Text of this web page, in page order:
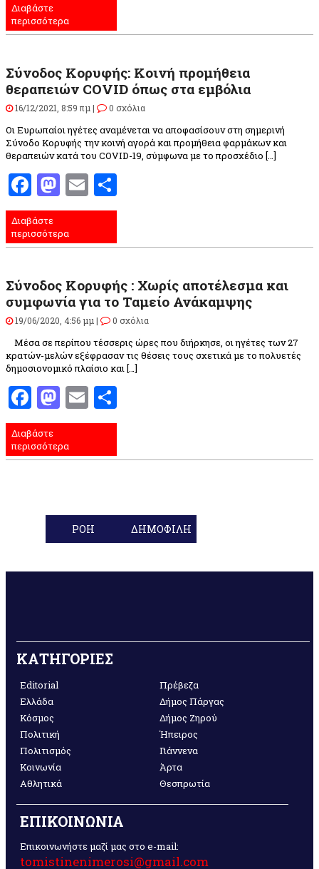
Διαβάστε
περισσότερα
Σύνοδος Κορυφής: Κοινή προμήθεια
θεραπειών COVID όπως στα εμβόλια
16/12/2021, 8:59 πμ | 0 σχόλια
Οι Ευρωπαίοι ηγέτες αναμένεται να αποφασίσουν στη σημερινή
Σύνοδο Κορυφής την κοινή αγορά και προμήθεια φαρμάκων και
θεραπειών κατά του COVID-19, σύμφωνα με το προσχέδιο […]
Facebook
Mastodon
Email
Διαβάστε
περισσότερα
Σύνοδος Κορυφής : Χωρίς αποτέλεσμα και
συμφωνία για το Ταμείο Ανάκαμψης
19/06/2020, 4:56 μμ | 0 σχόλια
Μέσα σε περίπου τέσσερις ώρες που διήρκησε, οι ηγέτες των 27
κρατών-μελών εξέφρασαν τις θέσεις τους σχετικά με το πολυετές
δημοσιονομικό πλαίσιο και […]
Facebook
Mastodon
Email
Διαβάστε
περισσότερα
ΡΟΗ ΔΗΜΟΦΙΛΗ
ΚΑΤΗΓΟΡΙΕΣ
Editorial
Ελλάδα
Κόσμος
Πολιτική
Πολιτισμός
Κοινωνία
Αθλητικά
Πρέβεζα
Δήμος Πάργας
Δήμος Ζηρού
Ήπειρος
Γιάννενα
Άρτα
Θεσπρωτία
ΕΠΙΚΟΙΝΩΝΙΑ
Επικοινωνήστε μαζί μας στο e-mail:
tomistinenimerosi@gmail.com